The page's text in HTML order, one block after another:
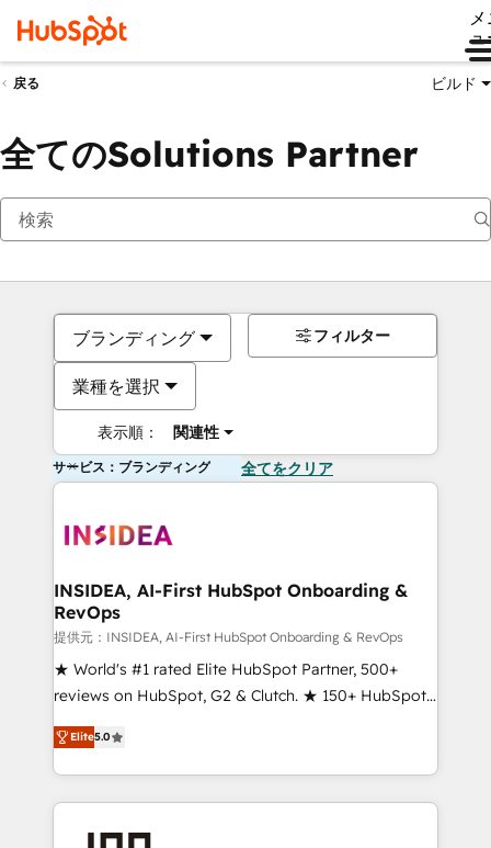
ュ
戻る ビルド
全てのSolutions Partner
ブランディング
業種を選択
表示順： 関連性
フィルター
サービス：ブランディング 全てをクリア
INSIDEA, AI-First HubSpot Onboarding &
RevOps
提供元：INSIDEA, AI-First HubSpot Onboarding & RevOps
★ World's #1 rated Elite HubSpot Partner, 500+
reviews on HubSpot, G2 & Clutch. ★ 150+ HubSpot
Certified Experts & Trainers across the team ★
1,500+ implementations across five continents ★ AI-
First, RevOps-led, Onboarding obsessed ★
Company of the Year 2024/25 INSIDEA helps
Elite5.0